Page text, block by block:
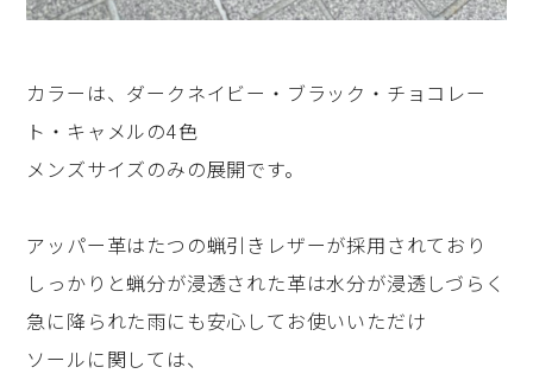
カラーは、ダークネイビー・ブラック・チョコレー
ト・キャメルの4色
メンズサイズのみの展開です。
アッパー革はたつの蝋引きレザーが採用されており
しっかりと蝋分が浸透された革は水分が浸透しづらく
急に降られた雨にも安心してお使いいただけ
ソールに関しては、